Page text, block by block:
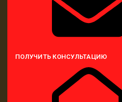
ПОЛУЧИТЬ КОНСУЛЬТАЦИЮ